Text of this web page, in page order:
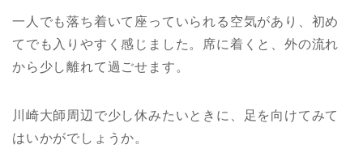
一人でも落ち着いて座っていられる空気があり、初め
てでも入りやすく感じました。席に着くと、外の流れ
から少し離れて過ごせます。
川崎大師周辺で少し休みたいときに、足を向けてみて
はいかがでしょうか。